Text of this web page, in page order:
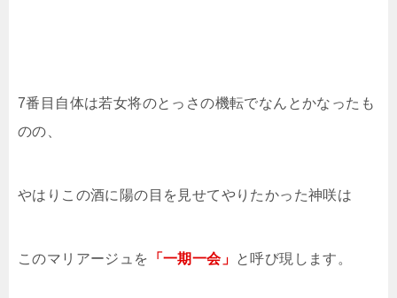
7番目自体は若女将のとっさの機転でなんとかなったも
のの、
やはりこの酒に陽の目を見せてやりたかった神咲は
このマリアージュを 「一期一会」 と呼び現します。